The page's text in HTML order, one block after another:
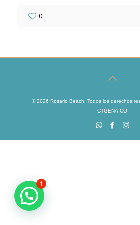
0
© 2026 Rosario Beach. Todos los derechos
CTGENA.CO
1